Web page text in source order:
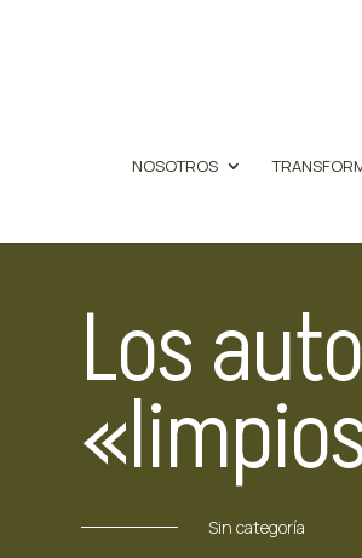
NOSOTROS
Los
Sin categoría